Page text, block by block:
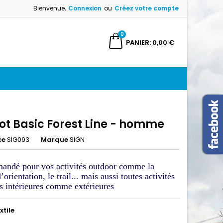
Bienvenue, Connexion ou Créez votre compte
PANIER
0
0,00 €
Basic Forest Line - homme
SIG093 MarqueSIGN
pour vos activités outdoor comme la
le trail... mais aussi toutes activités
intérieures comme extérieures